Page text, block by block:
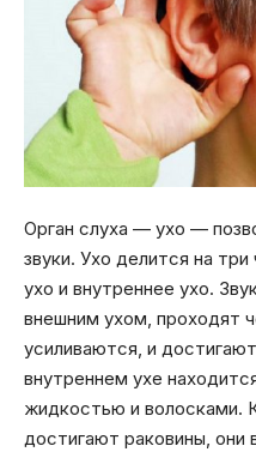
Орган слуха — ухо —
звуки. Ухо делится на
ухо и внутреннее ухо.
внешним ухом, проходят
усиливаются, и
внутреннем ухе
жидкостью и волосками.
достигают раковины, они